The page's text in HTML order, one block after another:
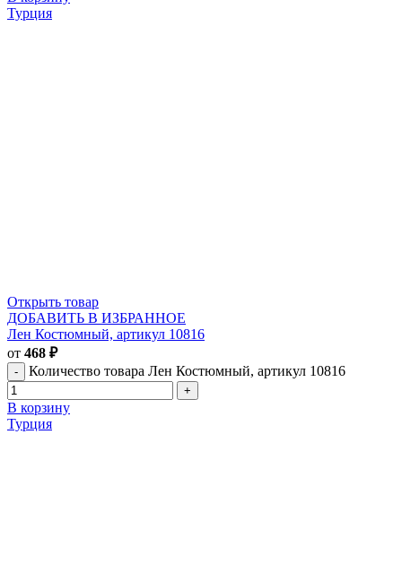
Турция
Открыть товар
ДОБАВИТЬ В ИЗБРАННОЕ
Лен Костюмный, артикул 10816
от 468 ₽
Количество товара Лен Костюмный, артикул 10816
В корзину
Турция